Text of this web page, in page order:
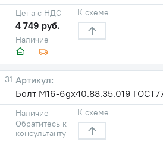
Наличие
Цена с НДС
4 749 руб.
К схеме
31
Болт М16-6gх40.88.35.019
Наличие
Обратитесь к
консультанту
К схеме